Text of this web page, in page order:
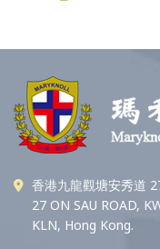
香港九龍觀塘安秀道
27 ON SAU ROAD,
KLN, Hong Kong.